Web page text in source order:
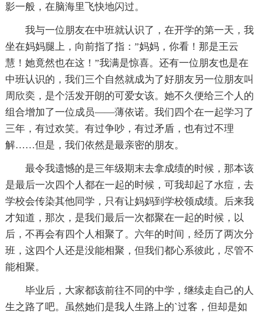
影一般，在脑海里飞快地闪过。
我与一位朋友在中班就认识了，在开学的第一天，我
坐在妈妈腿上，向前指了指：”妈妈，你看！那是王云
慧！她竟然也在这！”我满是惊喜。还有一位朋友也是在
中班认识的，我们三个自然就成为了好朋友另一位朋友叫
周欣奕，是个活发开朗的可爱女该。她不久便给三个人的
组合增加了一位成员——薄依诺。我们四个在一起学习了
三年，有过欢笑。有过争吵，有过矛盾，也有过不理
解……但是，我们依然是最亲密的朋友。
最令我遗憾的是三年级期末去拿成绩的时候，那本该
是最后一次四个人都在一起的时候，可我却起了水痘，去
学校会传染其他同学，只有让妈妈到学校领成绩。后来我
才知道，那次，是我们最后一次都聚在一起的时候，以
后，不再会有四个人相聚了。六年的时间，经历了两次分
班，这四个人还是没能相聚，但我们都心系彼此，尽管不
能相聚。
毕业后，大家都该前往不同的中学，继续走自己的人
生之路了吧。虽然她们是我人生路上的`过客，但却是如